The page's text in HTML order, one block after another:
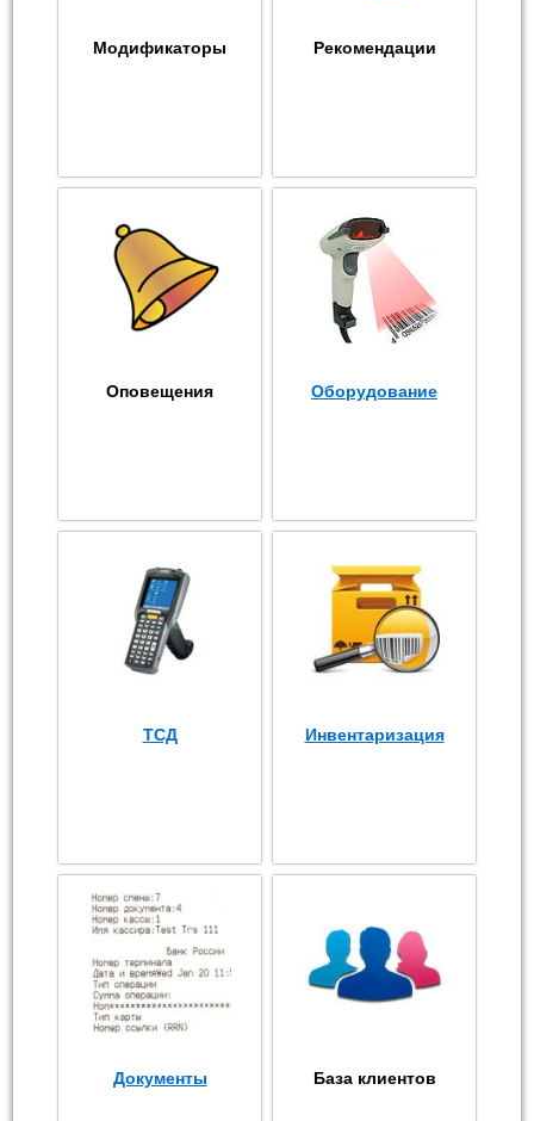
Модификаторы Рекомендации
Оповещения Оборудование
ТСД Инвентаризация
Документы База клиентов